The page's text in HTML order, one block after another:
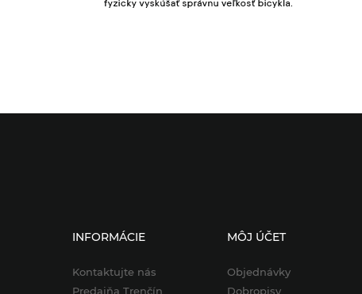
INFORMÁCIE
Kontaktujte nás
Predajňa Trenčín
MÔJ ÚČET
Objednávky
Dobropisy